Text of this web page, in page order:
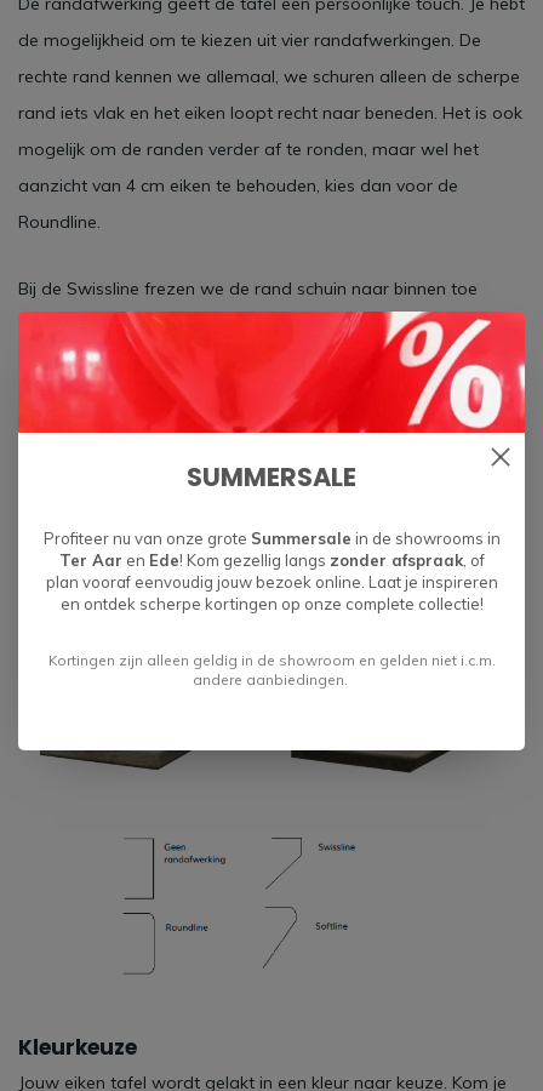
de mogelijkheid om te kiezen uit vier randafwerkingen. De
rechte rand kennen we allemaal, we schuren alleen de scherpe
rand iets vlak en het eiken loopt recht naar beneden. Het is ook
mogelijk om de randen verder af te ronden, maar wel het
aanzicht van 4 cm eiken te behouden, kies dan voor de
Roundline.
Bij de Swissline frezen we de rand schuin naar binnen toe
onder een hoek van 45 graden. Het blad lijkt hierdoor dunner
en heeft een elegante uitstraling.
De trend van nu zijn organische en ronde vormen. Met de
Softline combineer je de elegante uitstraling van een schuine
voelt rond aan zonder scherpe hoeken.
Kleurkeuze
Jouw eiken tafel wordt gelakt in een kleur naar keuze. Kom je
SUMMERSALE
Profiteer nu van onze grote Summersale in de showrooms in
Ter Aar en Ede! Kom gezellig langs zonder afspraak, of
plan vooraf eenvoudig jouw bezoek online. Laat je inspireren
en ontdek scherpe kortingen op onze complete collectie!
Kortingen zijn alleen geldig in de showroom en gelden niet i.c.m.
andere aanbiedingen.